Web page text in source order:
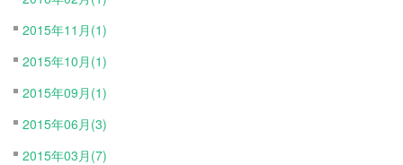
2015年11月(1)
2015年10月(1)
2015年09月(1)
2015年06月(3)
2015年03月(7)